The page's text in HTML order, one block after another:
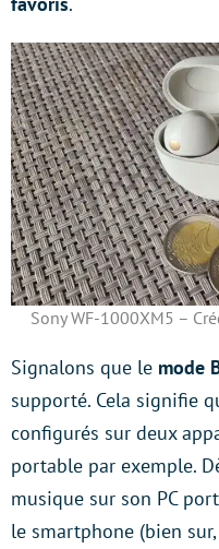
Sony WF-1000XM5 –
Signalons que le mode
supporté. Cela signifie
configurés sur deux
portable par exemple.
musique sur son PC
le smartphone (bien